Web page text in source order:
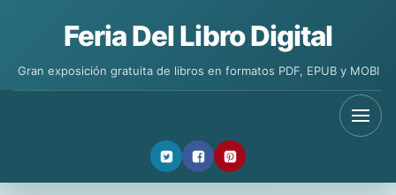
Feria Del Libro Digital
Gran exposición gratuita de libros en formatos PDF, EPUB y MOBI